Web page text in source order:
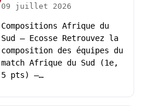
09 juillet 2026
Compositions Afrique du
Sud – Ecosse Retrouvez la
composition des équipes du
match Afrique du Sud (1e,
5 pts) –…